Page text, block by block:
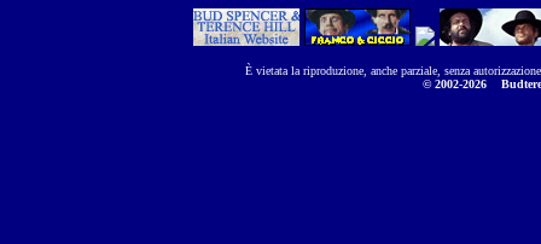
È vietata la riproduzione, anche parziale, senza
© 2002-2026